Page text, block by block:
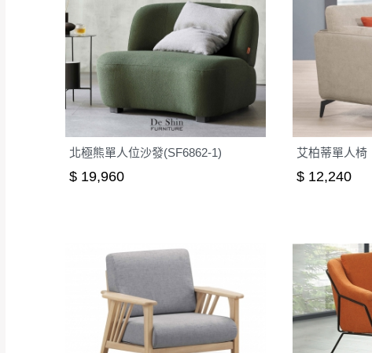
北極熊單人位沙發(SF6862-1)
$ 19,960
艾柏蒂單人椅
$ 12,240